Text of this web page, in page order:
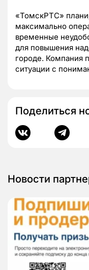
«ТомскРТС»
максимально
временные
для повышения
городе. Компания
ситуации с
Поделиться
Новости